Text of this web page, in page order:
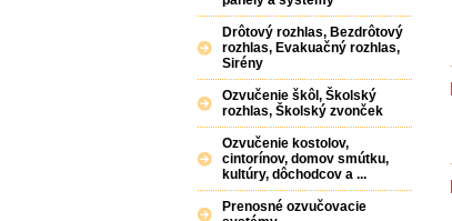
Drôtový rozhlas, Bezdrôtový
rozhlas, Evakuačný rozhlas,
Sirény
Ozvučenie škôl, Školský
rozhlas, Školský zvonček
Ozvučenie kostolov,
cintorínov, domov smútku,
kultúry, dôchodcov a ...
Prenosné ozvučovacie